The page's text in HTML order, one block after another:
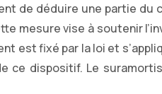
de déduire une partie
mesure vise à soutenir
est fixé par la loi et
dispositif. Le